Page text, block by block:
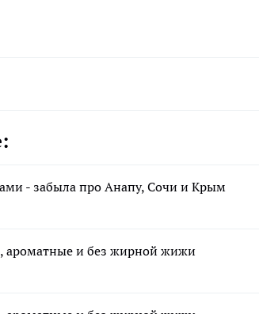
- забыла про Анапу, Сочи и Крым
ароматные и без жирной жижи